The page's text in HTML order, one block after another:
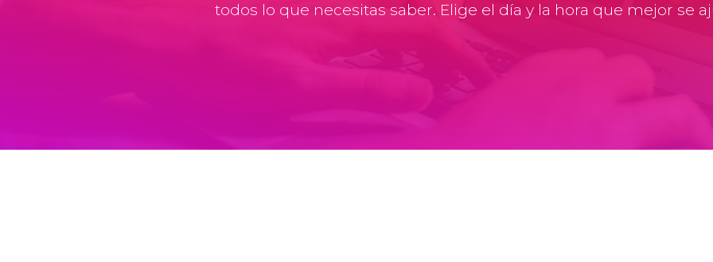
todos lo que necesitas saber. Elige el día y la hora que mejor se